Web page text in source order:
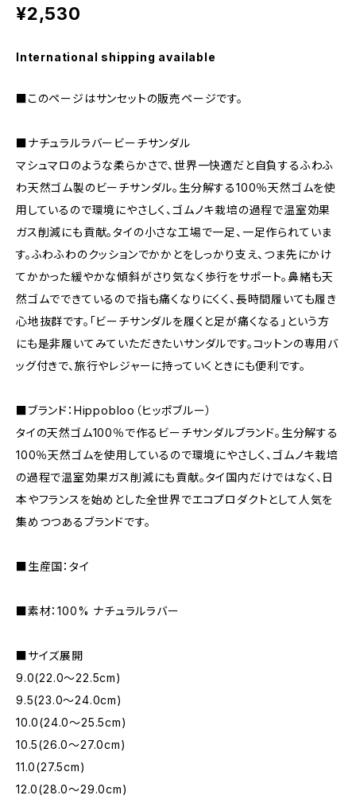
¥2,530
International shipping available
■このページはサンセットの販売ページです。
■ナチュラルラバービーチサンダル
マシュマロのような柔らかさで、世界一快適だと自負するふわふ
わ天然ゴム製のビーチサンダル。生分解する100％天然ゴムを使
用しているので環境にやさしく、ゴムノキ栽培の過程で温室効果
ガス削減にも貢献。タイの小さな工場で一足、一足作られていま
す。ふわふわのクッションでかかとをしっかり支え、つま先にかけ
てかかった緩やかな傾斜がさり気なく歩行をサポート。鼻緒も天
然ゴムでできているので指も痛くなりにくく、長時間履いても履き
心地抜群です。「ビーチサンダルを履くと足が痛くなる」という方
にも是非履いてみていただきたいサンダルです。コットンの専用バ
ッグ付きで、旅行やレジャーに持っていくときにも便利です。
■ブランド：Hippobloo（ヒッポブルー）
タイの天然ゴム100％で作るビーチサンダルブランド。生分解する
100％天然ゴムを使用しているので環境にやさしく、ゴムノキ栽培
の過程で温室効果ガス削減にも貢献。タイ国内だけではなく、日
本やフランスを始めとした全世界でエコプロダクトとして人気を
集めつつあるブランドです。
■生産国：タイ
■素材：100% ナチュラルラバー
■サイズ展開
9.0(22.0〜22.5cm)
9.5(23.0〜24.0cm)
10.0(24.0〜25.5cm)
10.5(26.0〜27.0cm)
11.0(27.5cm)
12.0(28.0〜29.0cm)